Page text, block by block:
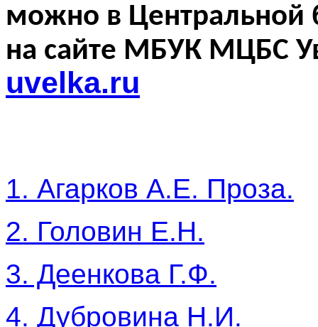
можно в Центральной
на сайте МБУК МЦБС
uvelka.ru
1. Агарков А.Е. Проза.
2. Головин Е.Н.
3. Деенкова Г.Ф.
4. Дубровина Н.И.